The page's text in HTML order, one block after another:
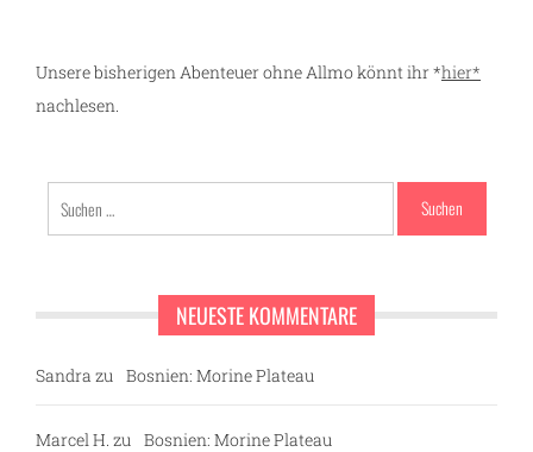
Unsere bisherigen Abenteuer ohne Allmo könnt ihr *hier*
nachlesen.
nach:
NEUESTE KOMMENTARE
Sandra zu Bosnien: Morine Plateau
Marcel H. zu Bosnien: Morine Plateau